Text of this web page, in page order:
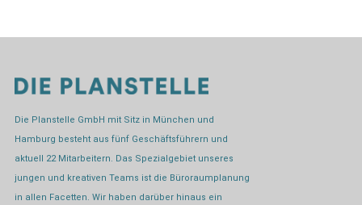
Die Planstelle GmbH mit Sitz in München und
Hamburg besteht aus fünf Geschäftsführern und
aktuell 22 Mitarbeitern. Das Spezialgebiet unseres
jungen und kreativen Teams ist die Büroraumplanung
in allen Facetten. Wir haben darüber hinaus ein